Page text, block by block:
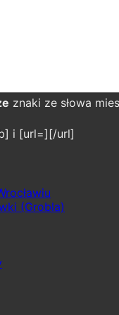
znaki ze słowa
i [url=][/url]
(Grobla)